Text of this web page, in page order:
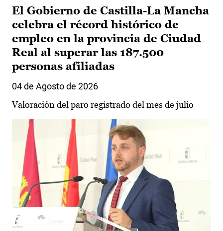
El Gobierno de Castilla-La Mancha
celebra el récord histórico de
empleo en la provincia de Ciudad
Real al superar las 187.500
personas afiliadas
04 de Agosto de 2026
Valoración del paro registrado del mes de julio